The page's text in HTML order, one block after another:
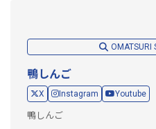
OMATSURI
鴨しんご
X Instagram Youtube
鴨しんご